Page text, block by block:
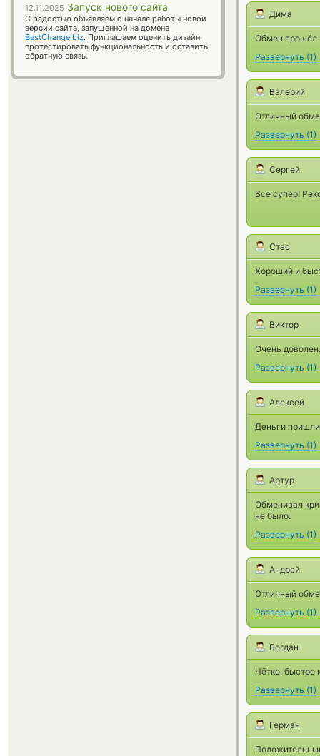
Дима
Обмен прошёл
Развернуть (1)
Валерий
Отличный
Развернуть (1)
Сергей
Все супер!
Стас
Хороший и
Развернуть (1)
Виктор
Очень
Развернуть (1)
Алексей
Деньги
Развернуть (1)
Артур
Обменивал
не было.
Развернуть (1)
Андрей
Отличный
Развернуть (1)
Богдан
Чётко, быстро
Развернуть (1)
Герман
12.11.2025 Запуск нового сайта
С радостью объявляем о начале работы новой
версии сайта, запущенной на домене
BestChange.biz. Приглашаем оценить дизайн,
протестировать функциональность и оставить
обратную связь.